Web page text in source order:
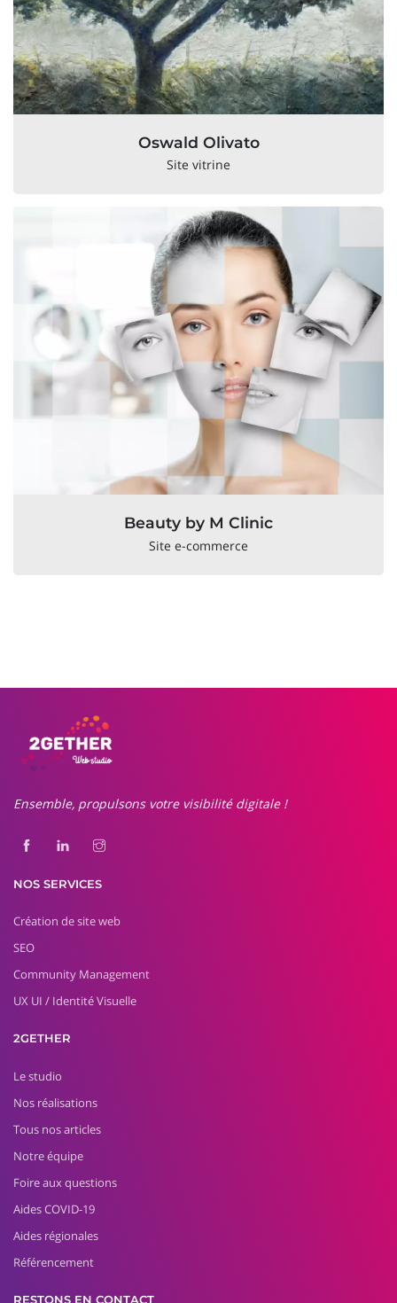
Oswald Olivato
Site vitrine
Beauty by M Clinic
Site e-commerce
Ensemble, propulsons votre visibilité digitale !
NOS SERVICES
Création de site web
SEO
Community Management
UX UI / Identité Visuelle
2GETHER
Le studio
Nos réalisations
Tous nos articles
Notre équipe
Foire aux questions
Aides COVID-19
Aides régionales
Référencement
RESTONS EN CONTACT